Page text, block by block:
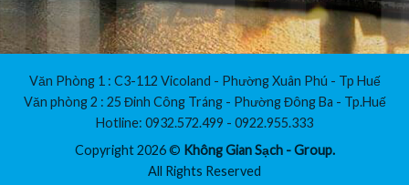
Văn Phòng 1 : C3-112 Vicoland - Phường Xuân Phú - Tp Huế
Văn phòng 2 : 25 Đinh Công Tráng - Phường Đông Ba - Tp.Huế
Hotline: 0932.572.499 - 0922.955.333
Copyright 2026 © Không Gian Sạch - Group.
All Rights Reserved